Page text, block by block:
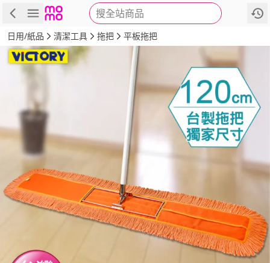
搜全站商品
商品 評價 詳情
日用/紙品 清潔工具 拖把 平板拖把